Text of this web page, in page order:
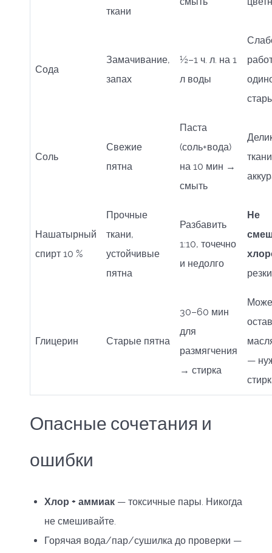
ткани
Сода
Замачивание,
запах
½–1 ч. л. на 1
л воды
Соль
Свежие
пятна
Паста
(соль+вода)
на 10 мин →
смыть
Нашатырный
спирт 10 %
Прочные
ткани,
устойчивые
пятна
Разбавить
1:10, точечно
и недолго
Не
Глицерин Старые пятна
30–60 мин
для
размягчения
→ стирка
—
Опасные сочетания и
ошибки
Хлор + аммиак — токсичные пары. Никогда
не смешивайте.
Горячая вода/пар/сушилка до проверки —